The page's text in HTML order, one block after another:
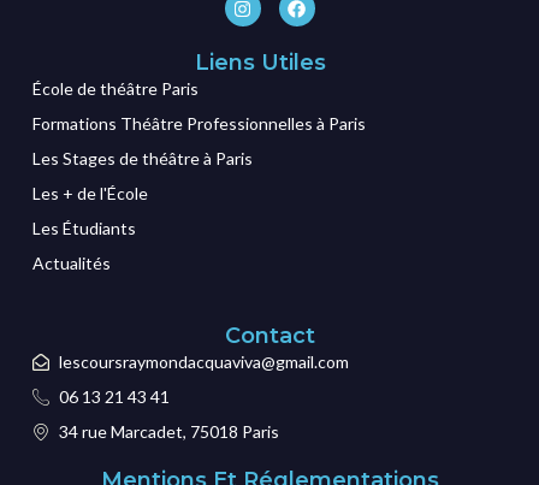
Liens Utiles
École de théâtre Paris
Formations Théâtre Professionnelles à Paris
Les Stages de théâtre à Paris
Les + de l'École
Les Étudiants
Actualités
Contact
lescoursraymondacquaviva@gmail.com
06 13 21 43 41
34 rue Marcadet, 75018 Paris